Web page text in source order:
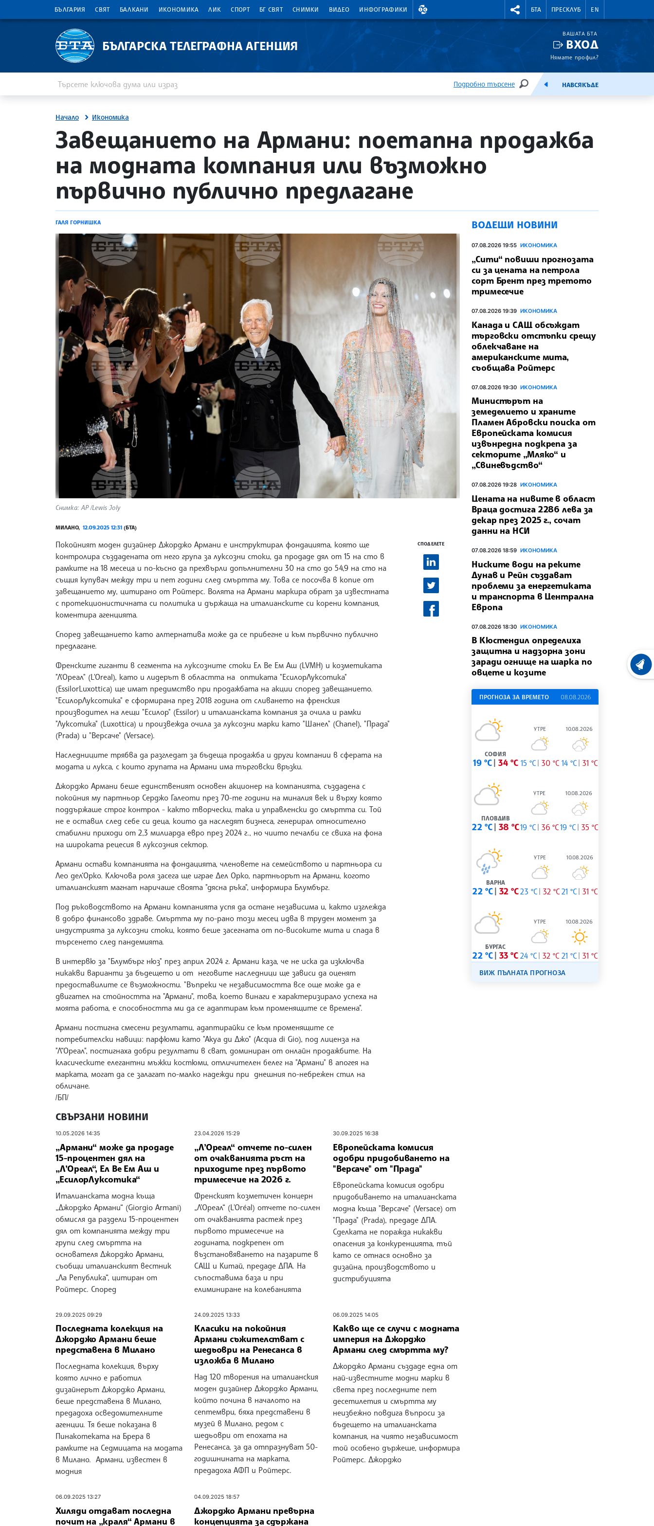
БЪЛГАРИЯ СВЯТ БАЛКАНИ ИКОНОМИКА ЛИК СПОРТ БГ СВЯТ СНИМКИ ВИДЕО ИНФОГРАФИКИ
ВАЛУТНИ КУРСОВЕ RIGHTMENU.SOCIAL
БТА ПРЕСКЛУБ EN
БЪЛГАРСКА ТЕЛЕГРАФНА АГЕНЦИЯ
ВАШАТА БТА
ВХОД
Нямате профил?
Подробно търсене
ТЪРСЕНЕЕМИСИЯНАВСЯКЪДЕ
Начало Икономика
site.bta
Завещанието на Армани: поетапна продажба
на модната компания или възможно
първично публично предлагане
ГАЛЯ ГОРНИШКА
Снимка: AP /Lewis Joly
МИЛАНО, 12.09.2025 12:31 (БТА)
Покойният моден дизайнер Джорджо Армани е инструктирал фондацията, която ще
контролира създадената от него група за луксозни стоки, да продаде дял от 15 на сто в
рамките на 18 месеца и по-късно да прехвърли допълнителни 30 на сто до 54,9 на сто на
същия купувач между три и пет години след смъртта му. Това се посочва в копие от
завещанието му, цитирано от Ройтерс. Волята на Армани маркира обрат за известната
с протекционистичната си политика и държаща на италианските си корени компания,
коментира агенцията.
Според завещанието като алтернатива може да се прибегне и към първично публично
предлагане.
Френските гиганти в сегмента на луксозните стоки Ел Ве Ем Аш (LVMH) и козметиката
"Л‘Ореал" (L'Oreal), като и лидерът в областта на оптиката "ЕсилорЛуксотика"
(EssilorLuxottica) ще имат предимство при продажбата на акции според завещанието.
"ЕсилорЛуксотика" е сформирана през 2018 година от сливането на френския
производител на лещи "Есилор" (Essilor) и италианската компания за очила и рамки
"Луксотика" (Luxottica) и произвежда очила за луксозни марки като "Шанел" (Chanel), "Прада"
(Prada) и "Версаче" (Versace).
Наследниците трябва да разгледат за бъдеща продажба и други компании в сферата на
модата и лукса, с които групата на Армани има търговски връзки.
Джорджо Армани беше единственият основен акционер на компанията, създадена с
покойния му партньор Серджо Галеоти през 70-те години на миналия век и върху която
поддържаше строг контрол - както творчески, така и управленски до смъртта си. Той
не е оставил след себе си деца, които да наследят бизнеса, генерирал относително
стабилни приходи от 2,3 милиарда евро през 2024 г., но чиито печалби се свиха на фона
на широката рецесия в луксозния сектор.
Армани остави компанията на фондацията, членовете на семейството и партньора си
Лео дел‘Орко. Ключова роля засега ще играе Дел Орко, партньорът на Армани, когото
италианският магнат наричаше своята "дясна ръка", информира Блумбърг.
Под ръководството на Армани компанията успя да остане независима и, както изглежда
в добро финансово здраве. Смъртта му по-рано този месец идва в труден момент за
индустрията за луксозни стоки, която беше засегната от по-високите мита и спада в
търсенето след пандемията.
В интервю за "Блумбърг нюз" през април 2024 г. Армани каза, че не иска да изключва
никакви варианти за бъдещето и от неговите наследници ще зависи да оценят
предоставилите се възможности. "Въпреки че независимостта все още може да е
двигател на стойността на "Армани", това, което винаги е характеризирало успеха на
моята работа, е способността ми да се адаптирам към променящите се времена".
Армани постигна смесени резултати, адаптирайки се към променящите се
потребителски навици: парфюми като "Акуа ди Джо" (Acqua di Gio), под лиценза на
"Л“Ореал", постигнаха добри резултати в сват, доминиран от онлайн продажбите. На
класическите елегантни мъжки костюми, отличителен белег на "Армани" в апогея на
марката, могат да се залагат по-малко надежди при днешния по-небрежен стил на
обличане.
/БП/
СПОДЕЛЕТЕ
СВЪРЗАНИ НОВИНИ
10.05.2026 14:35
„Армани“ може да продаде
15-процентен дял на
„Л’Ореал“, Ел Ве Ем Аш и
„ЕсилорЛуксотика“
Италианската модна къща
„Джорджо Армани“ (Giorgio Armani)
обмисля да раздели 15-процентен
дял от компанията между три
групи след смъртта на
основателя Джорджо Армани,
съобщи италианският вестник
„Ла Република“, цитиран от
Ройтерс. Според
23.04.2026 15:29
„Л’Ореал“ отчете по-силен
от очакванията ръст на
приходите през първото
тримесечие на 2026 г.
Френският козметичен концерн
„Л’Ореал“ (L'Oréal) отчете по-силен
от очакванията растеж през
първото тримесечие на
годината, подкрепен от
възстановяването на пазарите в
САЩ и Китай, предаде ДПА. На
съпоставима база и при
елиминиране на колебанията
30.09.2025 16:38
Европейската комисия
одобри придобиването на
"Версаче" от "Прада"
Европейската комисия одобри
придобиването на италианската
модна къща "Версаче" (Versace) от
"Прада" (Prada), предаде ДПА.
Сделката не поражда никакви
опасения за конкуренцията, тъй
като се отнася основно за
дизайна, производството и
дистрибуцията
29.09.2025 09:29
Последната колекция на
Джорджо Армани беше
представена в Милано
Последната колекция, върху
която лично е работил
дизайнерът Джорджо Армани,
беше представена в Милано,
предадоха осведомителните
агенции. Тя беше показана в
Пинакотеката на Брера в
рамките на Седмицата на модата
в Милано. Армани, известен в
модния
24.09.2025 13:33
Класики на покойния
Армани съжителстват с
шедьоври на Ренесанса в
изложба в Милано
Над 120 творения на италианския
моден дизайнер Джорджо Армани,
който почина в началото на
септември, бяха представени в
музей в Милано, редом с
шедьоври от епохата на
Ренесанса, за да отпразнуват 50-
годишнината на марката,
предадоха АФП и Ройтерс.
06.09.2025 14:05
Какво ще се случи с модната
империя на Джорджо
Армани след смъртта му?
Джорджо Армани създаде една от
най-известните модни марки в
света през последните пет
десетилетия и смъртта му
неизбежно повдига въпроси за
бъдещето на италианската
компания, на чиято независимост
той особено държеше, информира
Ройтерс. Джорджо
06.09.2025 13:27
Хиляди отдават последна
почит на „краля“ Армани в
04.09.2025 18:57
Джорджо Армани превърна
концепцията за сдържана
ВОДЕЩИ НОВИНИ
07.08.2026 19:55 ИКОНОМИКА
„Сити“ повиши прогнозата
си за цената на петрола
сорт Брент през третото
тримесечие
07.08.2026 19:39 ИКОНОМИКА
Канада и САЩ обсъждат
търговски отстъпки срещу
облекчаване на
американските мита,
съобщава Ройтерс
07.08.2026 19:30 ИКОНОМИКА
Министърът на
земеделието и храните
Пламен Абровски поиска от
Европейската комисия
извънредна подкрепа за
секторите „Мляко“ и
„Свиневъдство“
07.08.2026 19:28 ИКОНОМИКА
Цената на нивите в област
Враца достига 2286 лева за
декар през 2025 г., сочат
данни на НСИ
07.08.2026 18:59 ИКОНОМИКА
Ниските води на реките
Дунав и Рейн създават
проблеми за енергетиката
и транспорта в Централна
Европа
07.08.2026 18:30 ИКОНОМИКА
В Кюстендил определиха
защитна и надзорна зони
заради огнище на шарка по
овцете и козите
ПРОГНОЗА ЗА ВРЕМЕТО 08.08.2026
СОФИЯ
19 °C 34 °C
УТРЕ
15 °C 30 °C
10.08.2026
14 °C 31 °C
ПЛОВДИВ
22 °C 38 °C
УТРЕ
19 °C 36 °C
10.08.2026
19 °C 35 °C
ВАРНА
22 °C 32 °C
УТРЕ
23 °C 32 °C
10.08.2026
21 °C 31 °C
БУРГАС
22 °C 33 °C
УТРЕ
24 °C 32 °C
10.08.2026
21 °C 31 °C
ВИЖ ПЪЛНАТА ПРОГНОЗА